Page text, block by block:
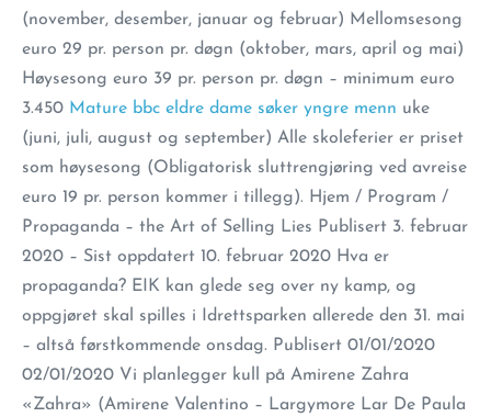
(november, desember, januar og februar) Mellomsesong
euro 29 pr. person pr. døgn (oktober, mars, april og mai)
Høysesong euro 39 pr. person pr. døgn – minimum euro
3.450 Mature bbc eldre dame søker yngre menn uke
(juni, juli, august og september) Alle skoleferier er priset
som høysesong (Obligatorisk sluttrengjøring ved avreise
euro 19 pr. person kommer i tillegg). Hjem / Program /
Propaganda – the Art of Selling Lies Publisert 3. februar
2020 – Sist oppdatert 10. februar 2020 Hva er
propaganda? EIK kan glede seg over ny kamp, og
oppgjøret skal spilles i Idrettsparken allerede den 31. mai
– altså førstkommende onsdag. Publisert 01/01/2020
02/01/2020 Vi planlegger kull på Amirene Zahra
«Zahra» (Amirene Valentino – Largymore Lar De Paula